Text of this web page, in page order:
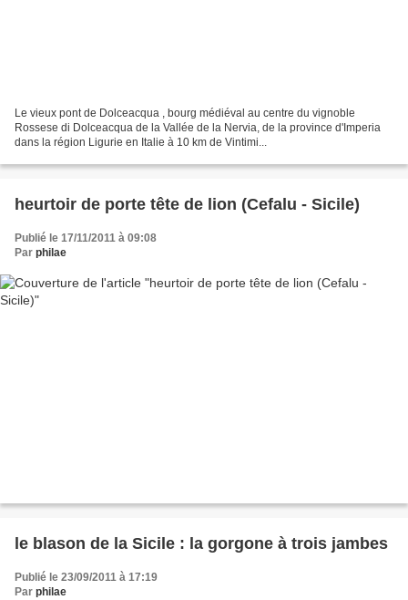
Le vieux pont de Dolceacqua , bourg médiéval au centre du vignoble
Rossese di Dolceacqua de la Vallée de la Nervia, de la province d'Imperia
dans la région Ligurie en Italie à 10 km de Vintimi...
heurtoir de porte tête de lion (Cefalu - Sicile)
Publié le 17/11/2011 à 09:08
Par philae
le blason de la Sicile : la gorgone à trois jambes
Publié le 23/09/2011 à 17:19
Par philae